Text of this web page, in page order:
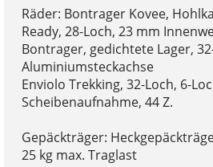
Räder: Bontrager Kovee,
Ready, 28-Loch, 23 mm
Bontrager, gedichtete Lager,
Aluminiumsteckachse
Enviolo Trekking, 32-Loch, 6-
Scheibenaufnahme, 44 Z.
Gepäckträger:
25 kg max. Traglast